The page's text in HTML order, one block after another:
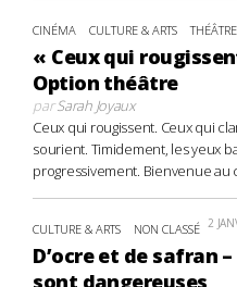
CINÉMA CULTURE & ARTS THÉÂTRE
« Ceux qui
Option théâtre
parSarah Joyaux
Ceux qui rougissent. Ceux qui
sourient. Timidement, les yeux
progressivement. Bienvenue au
CULTURE & ARTS NON CLASSÉ 2
D’ocre et de safran
sont dangereuses